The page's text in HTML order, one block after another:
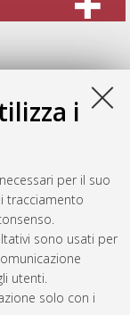
i
per il suo
tracciamento
sono usati per
utenti.
solo con i